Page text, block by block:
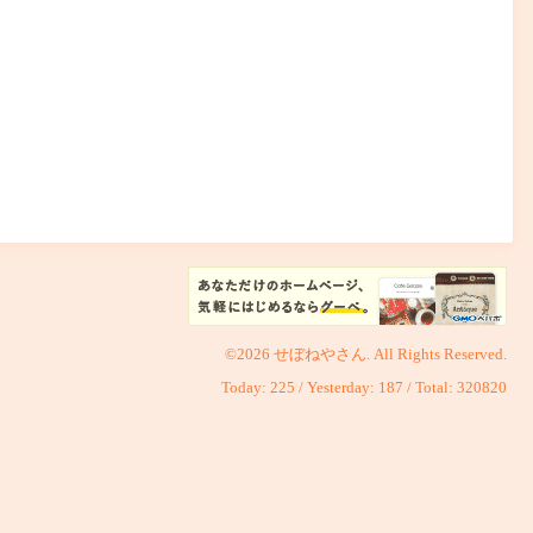
©2026 せぼねやさん. All Rights Reserved.
Today: 225 / Yesterday: 187 / Total: 320820